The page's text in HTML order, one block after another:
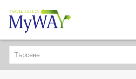
НАЙ-ТЪРСЕНИ
ДЕСТИНАЦИИ